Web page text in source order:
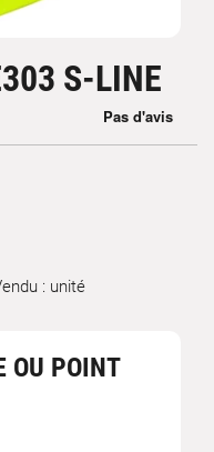
S-LINE
: unité
OU POINT